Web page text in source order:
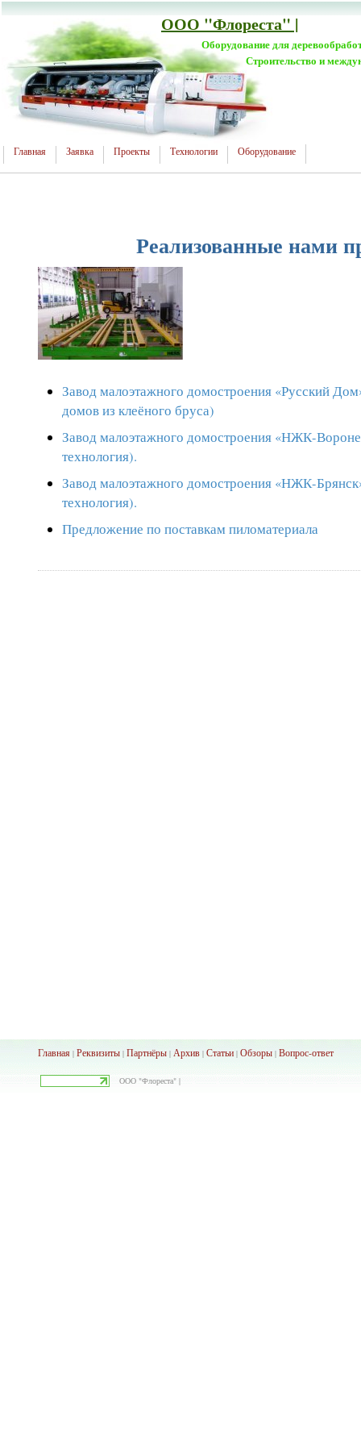
ООО "Флореста" |
Оборудование для
Строительство и
Главная Заявка Проекты Технологии Оборудование
Реализованные нами
Завод малоэтажного домостроения «Русский
домов из клеёного бруса)
Завод малоэтажного домостроения «НЖК-
технология).
Завод малоэтажного домостроения «НЖК-
технология).
Предложение по поставкам пиломатериала
Главная| Реквизиты| Партнёры| Архив| Статьи| Обзоры| Вопрос-ответ
ООО "Флореста" |